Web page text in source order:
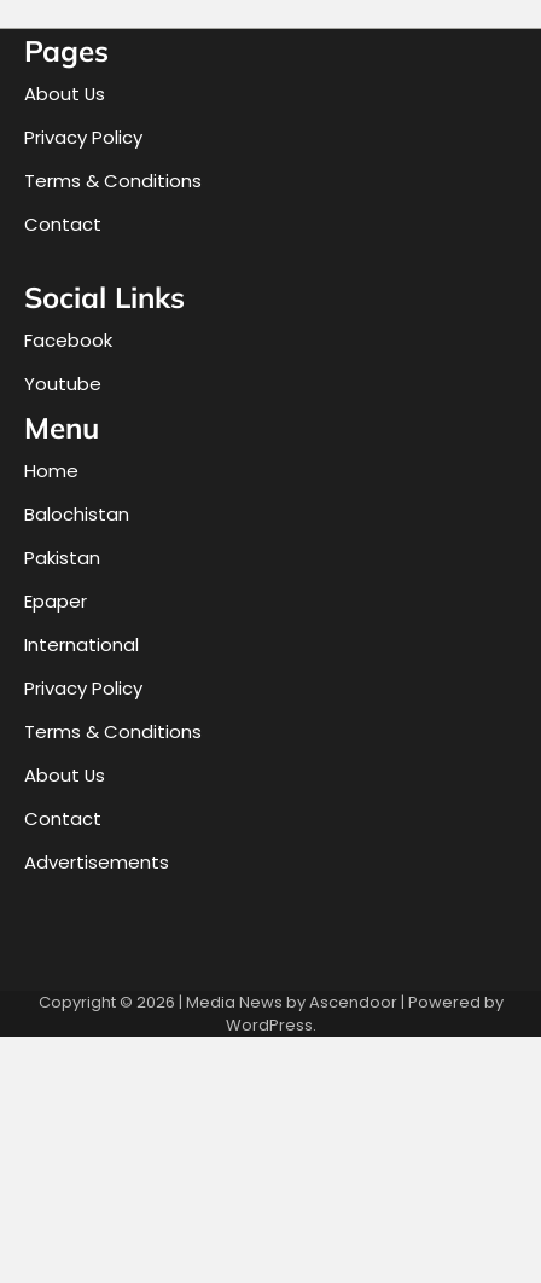
Pages
About Us
Privacy Policy
Terms & Conditions
Contact
Social Links
Facebook
Youtube
Menu
Home
Balochistan
Pakistan
Epaper
International
Privacy Policy
Terms & Conditions
About Us
Contact
Advertisements
Copyright © 2026 | Media News byAscendoor| Powered by
WordPress.